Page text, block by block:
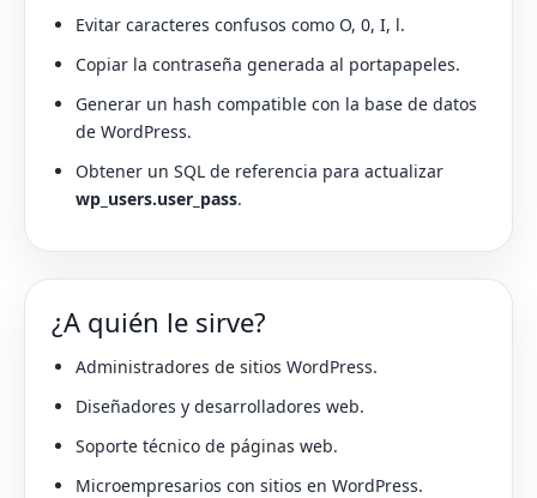
Evitar caracteres confusos como O, 0, I, l.
Copiar la contraseña generada al portapapeles.
Generar un hash compatible con la base de datos
de WordPress.
Obtener un SQL de referencia para actualizar
wp_users.user_pass.
¿A quién le sirve?
Administradores de sitios WordPress.
Diseñadores y desarrolladores web.
Soporte técnico de páginas web.
Microempresarios con sitios en WordPress.